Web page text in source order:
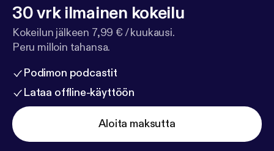
30 vrk ilmainen kokeilu
Kokeilun jälkeen 7,99 € / kuukausi.
Peru milloin tahansa.
Podimon podcastit
Lataa offline-käyttöön
Aloita maksutta